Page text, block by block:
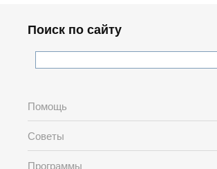
Поиск по сайту
Помощь
Советы
Программы